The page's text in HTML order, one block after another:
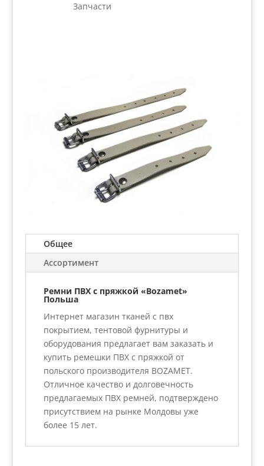
Запчасти
Общее
Ассортимент
Ремни ПВХ с пряжкой «Bozamet»
Польша
Интернет магазин тканей с пвх
покрытием, тентовой фурнитуры и
оборудования предлагает вам заказать и
купить ремешки ПВХ с пряжкой от
польского производителя BOZAMET.
Отличное качество и долговечность
предлагаемых ПВХ ремней, подтверждено
присутствием на рынке Молдовы уже
более 15 лет.